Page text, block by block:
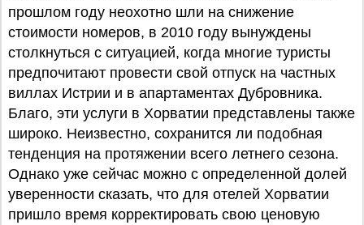
прошлом году неохотно шли на снижение
стоимости номеров, в 2010 году вынуждены
столкнуться с ситуацией, когда многие туристы
предпочитают провести свой отпуск на частных
виллах Истрии и в апартаментах Дубровника.
Благо, эти услуги в Хорватии представлены также
широко. Неизвестно, сохранится ли подобная
тенденция на протяжении всего летнего сезона.
Однако уже сейчас можно с определенной долей
уверенности сказать, что для отелей Хорватии
пришло время корректировать свою ценовую